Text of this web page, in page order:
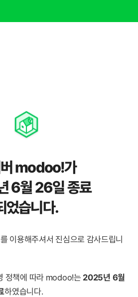
modoo!가
6월 26일 종료
었습니다.
이용해주셔서 진심으로 감사드립니
정책에 따라 modoo!는 2025년 6월
하였습니다.